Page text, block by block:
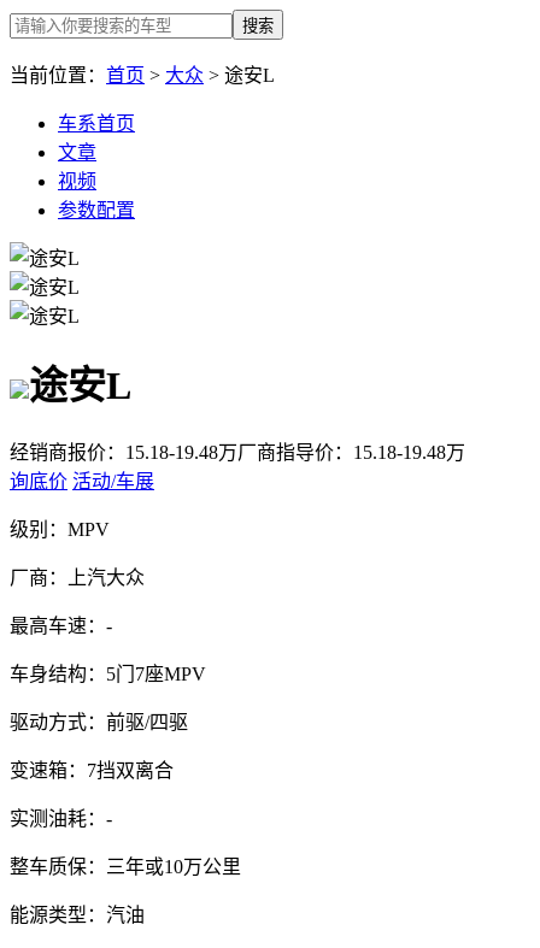
搜索
当前位置： 首页 > 大众 > 途安L
车系首页
文章
视频
参数配置
途安L
经销商报价： 15.18-19.48万厂商指导价： 15.18-19.48万
询底价 活动/车展
级别： MPV
厂商： 上汽大众
最高车速： -
车身结构： 5门7座MPV
驱动方式： 前驱/四驱
变速箱： 7挡双离合
实测油耗： -
整车质保： 三年或10万公里
能源类型： 汽油